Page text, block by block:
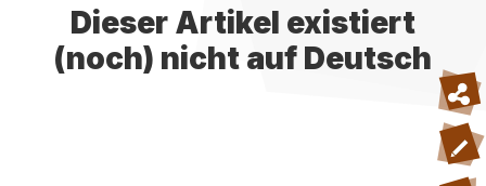
Dieser Artikel existiert
(noch) nicht auf Deutsch